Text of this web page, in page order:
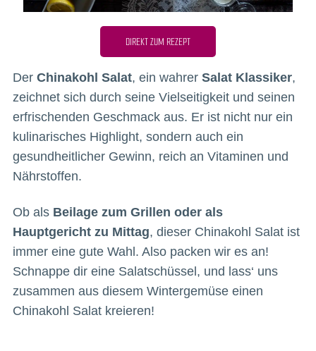
DIREKT ZUM REZEPT
Der Chinakohl Salat, ein wahrer Salat Klassiker,
zeichnet sich durch seine Vielseitigkeit und seinen
erfrischenden Geschmack aus. Er ist nicht nur ein
kulinarisches Highlight, sondern auch ein
gesundheitlicher Gewinn, reich an Vitaminen und
Nährstoffen.
Ob als Beilage zum Grillen oder als
Hauptgericht zu Mittag, dieser Chinakohl Salat ist
immer eine gute Wahl. Also packen wir es an!
Schnappe dir eine Salatschüssel, und lass‘ uns
zusammen aus diesem Wintergemüse einen
Chinakohl Salat kreieren!